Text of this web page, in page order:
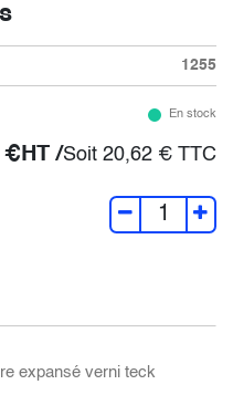
1255
En stock
€HT /Soit 20,62 € TTC
expansé verni teck